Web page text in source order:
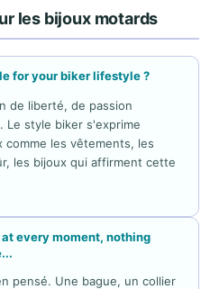
les bijoux motards
for your biker lifestyle ?
de liberté, de passion
Le style biker s'exprime
comme les vêtements, les
les bijoux qui affirment cette
every moment, nothing
pensé. Une bague, un collier